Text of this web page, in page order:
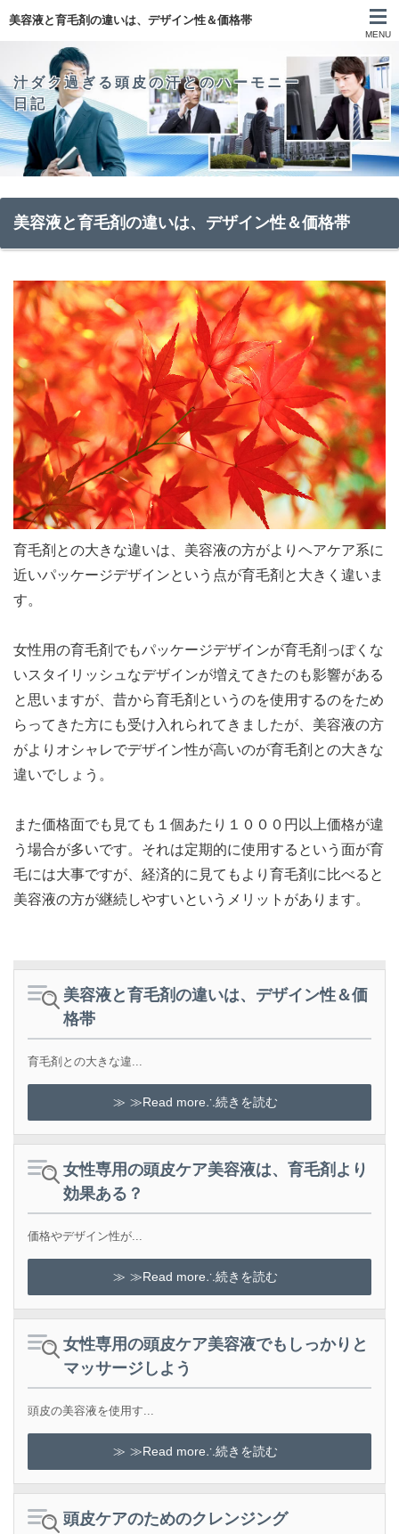
美容液と育毛剤の違いは、デザイン性＆価格帯
MENU
汁ダク過ぎる頭皮の汗とのハーモニー
日記
美容液と育毛剤の違いは、デザイン性＆価格帯
育毛剤との大きな違いは、美容液の方がよりヘアケア系に
近いパッケージデザインという点が育毛剤と大きく違いま
す。
女性用の育毛剤でもパッケージデザインが育毛剤っぽくな
いスタイリッシュなデザインが増えてきたのも影響がある
と思いますが、昔から育毛剤というのを使用するのをため
らってきた方にも受け入れられてきましたが、美容液の方
がよりオシャレでデザイン性が高いのが育毛剤との大きな
違いでしょう。
また価格面でも見ても１個あたり１０００円以上価格が違
う場合が多いです。それは定期的に使用するという面が育
毛には大事ですが、経済的に見てもより育毛剤に比べると
美容液の方が継続しやすいというメリットがあります。
美容液と育毛剤の違いは、デザイン性＆価
格帯
育毛剤との大きな違...
≫Read more∴続きを読む
女性専用の頭皮ケア美容液は、育毛剤より
効果ある？
価格やデザイン性が...
≫Read more∴続きを読む
女性専用の頭皮ケア美容液でもしっかりと
マッサージしよう
頭皮の美容液を使用す...
≫Read more∴続きを読む
頭皮ケアのためのクレンジング